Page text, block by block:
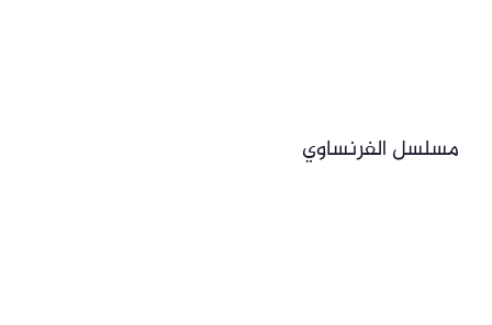
مسلسل الفرنساوي